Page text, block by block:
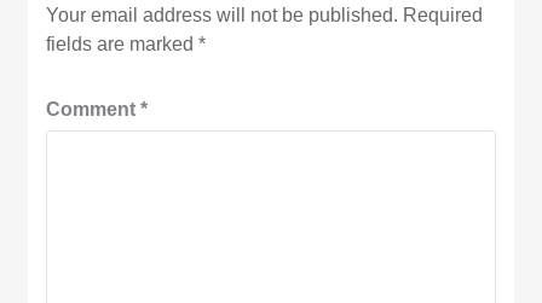
Your email address will not be published. Required
fields are marked*
Comment*